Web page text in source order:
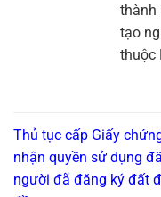
thành
tạo
thuộc
Thủ tục cấp Giấy
nhận quyền sử dụng
người đã đăng ký đất